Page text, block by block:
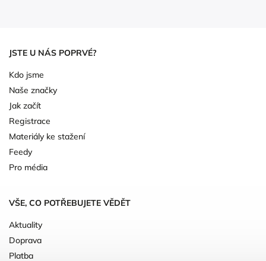
JSTE U NÁS POPRVÉ?
Kdo jsme
Naše značky
Jak začít
Registrace
Materiály ke stažení
Feedy
Pro média
VŠE, CO POTŘEBUJETE VĚDĚT
Aktuality
Doprava
Platba